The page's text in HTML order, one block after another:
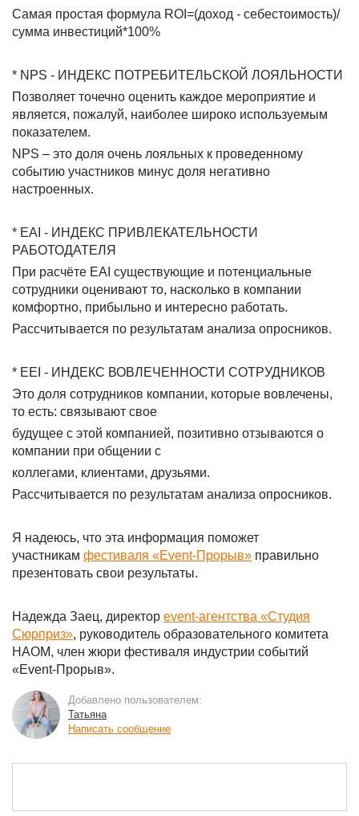
Самая простая формула ROI=(доход - себестоимость)/
сумма инвестиций*100%
* NPS - ИНДЕКС ПОТРЕБИТЕЛЬСКОЙ ЛОЯЛЬНОСТИ
Позволяет точечно оценить каждое мероприятие и
является, пожалуй, наиболее широко используемым
показателем.
NPS – это доля очень лояльных к проведенному
событию участников минус доля негативно
настроенных.
* EAI - ИНДЕКС ПРИВЛЕКАТЕЛЬНОСТИ
РАБОТОДАТЕЛЯ
При расчёте EAI существующие и потенциальные
сотрудники оценивают то, насколько в компании
комфортно, прибыльно и интересно работать.
Рассчитывается по результатам анализа опросников.
* EEI - ИНДЕКС ВОВЛЕЧЕННОСТИ СОТРУДНИКОВ
Это доля сотрудников компании, которые вовлечены,
то есть: связывают свое
будущее с этой компанией, позитивно отзываются о
компании при общении с
коллегами, клиентами, друзьями.
Рассчитывается по результатам анализа опросников.
Я надеюсь, что эта информация поможет
участникам фестиваля «Event-Прорыв» правильно
презентовать свои результаты.
Надежда Заец, директор event-агентства «Студия
Сюрприз», руководитель образовательного комитета
НАОМ, член жюри фестиваля индустрии событий
«Event-Прорыв».
Добавлено пользователем:
Татьяна
Написать сообщение